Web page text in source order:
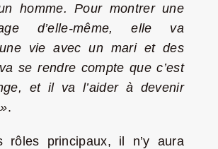
homme. Pour montrer une
d’elle-même, elle va
une vie avec un mari et des
se rendre compte que c’est
et il va l’aider à devenir
.
rôles principaux, il n’y aura